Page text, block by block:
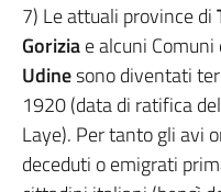
7) Le attuali province di
Goriziae alcuni
Udinesono diventati
1920 (data di ratifica
Laye). Per tanto gli avi
deceduti o emigrati